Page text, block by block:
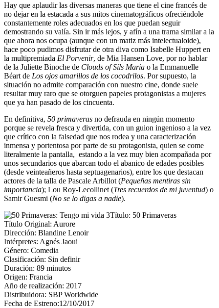
Hay que aplaudir las diversas maneras que tiene el cine francés de
no dejar en la estacada a sus mitos cinematográficos ofreciéndole
constantemente roles adecuados en los que puedan seguir
demostrando su valía. Sin ir más lejos, y afín a una trama similar a la
que ahora nos ocupa (aunque con un matiz más intelectualoide),
hace poco pudimos disfrutar de otra diva como Isabelle Huppert en
la multipremiada El Porvenir, de Mia Hansen Love, por no hablar
de la Juliette Binoche de Clouds of Sils Maria o la Emmanuelle
Béart de Los ojos amarillos de los cocodrilos. Por supuesto, la
situación no admite comparación con nuestro cine, donde suele
resultar muy raro que se otorguen papeles protagonistas a mujeres
que ya han pasado de los cincuenta.
En definitiva, 50 primaveras no defrauda en ningún momento
porque se revela fresca y divertida, con un guion ingenioso a la vez
que crítico con la falsedad que nos rodea y una caracterización
inmensa y portentosa por parte de su protagonista, quien se come
literalmente la pantalla, estando a la vez muy bien acompañada por
unos secundarios que abarcan todo el abanico de edades posibles
(desde veinteañeros hasta septuagenarios), entre los que destacan
actores de la talla de Pascale Arbillot (Pequeñas mentiras sin
importancia); Lou Roy-Lecollinet (Tres recuerdos de mi juventud) o
Samir Guesmi (No se lo digas a nadie).
Título: 50 Primaveras
Título Original: Aurore
Dirección: Blandine Lenoir
Intérpretes: Agnés Jaoui
Género: Comedia
Clasificación: Sin definir
Duración: 89 minutos
Origen: Francia
Año de realización: 2017
Distribuidora: SBP Worldwide
Fecha de Estreno:12/10/2017